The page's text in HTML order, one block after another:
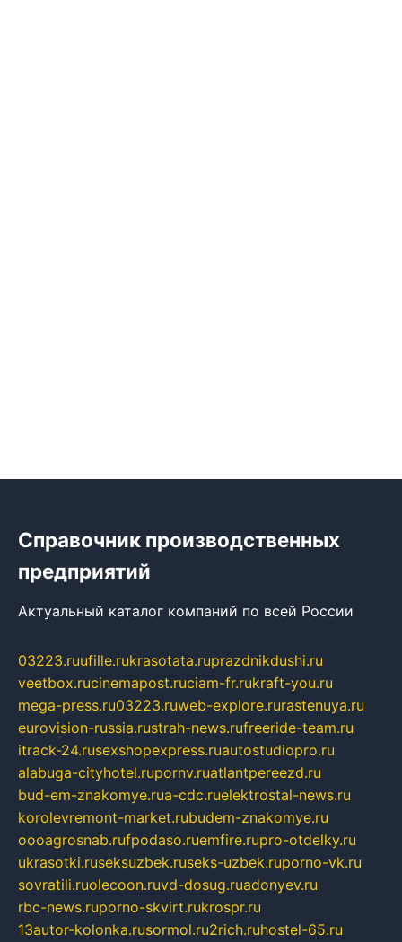
Справочник производственных
предприятий
Актуальный каталог компаний по всей России
03223.ruufille.rukrasotata.ruprazdnikdushi.ru
veetbox.rucinemapost.ruciam-fr.rukraft-you.ru
mega-press.ru03223.ruweb-explore.rurastenuya.ru
eurovision-russia.rustrah-news.rufreeride-team.ru
itrack-24.rusexshopexpress.ruautostudiopro.ru
alabuga-cityhotel.rupornv.ruatlantpereezd.ru
bud-em-znakomye.rua-cdc.ruelektrostal-news.ru
korolevremont-market.rubudem-znakomye.ru
oooagrosnab.rufpodaso.ruemfire.rupro-otdelky.ru
ukrasotki.ruseksuzbek.ruseks-uzbek.ruporno-vk.ru
sovratili.ruolecoon.ruvd-dosug.ruadonyev.ru
rbc-news.ruporno-skvirt.rukrospr.ru
13autor-kolonka.rusormol.ru2rich.ruhostel-65.ru